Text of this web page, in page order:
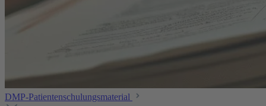
DMP-Patientenschulungsmaterial